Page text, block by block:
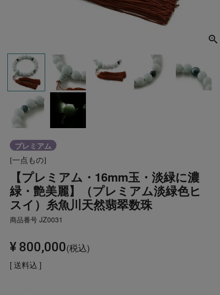
プレミアム
[一点もの]
【プレミアム・16mm玉・淡緑に濃
緑・艶美麗】（プレミアム淡緑色ヒ
スイ）糸魚川天然翡翠数珠
商品番号 JZ0031
¥ 800,000 税込
送料込